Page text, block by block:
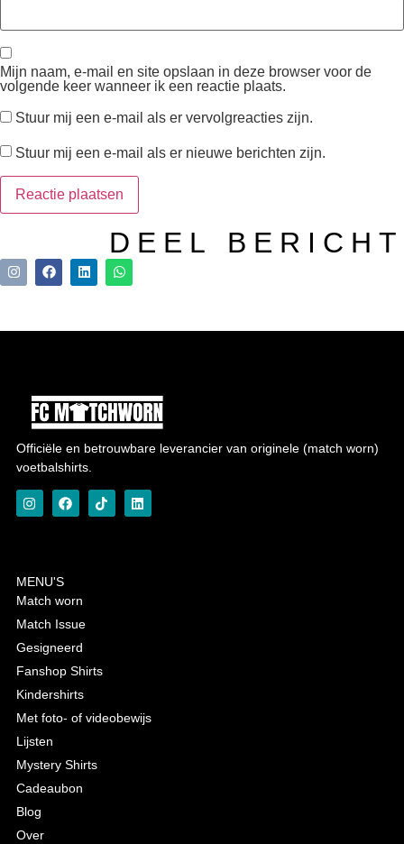
Mijn naam, e-mail en site opslaan in deze browser voor de
volgende keer wanneer ik een reactie plaats.
Stuur mij een e-mail als er vervolgreacties zijn.
Stuur mij een e-mail als er nieuwe berichten zijn.
DEEL BERICHT
Officiële en betrouwbare leverancier van originele (match worn)
voetbalshirts.
MENU'S
Match worn
Match Issue
Gesigneerd
Fanshop Shirts
Kindershirts
Met foto- of videobewijs
Lijsten
Mystery Shirts
Cadeaubon
Blog
Over